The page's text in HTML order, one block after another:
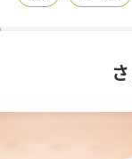
レシピ名特集